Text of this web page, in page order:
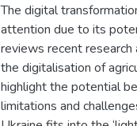
The digital
attention due to its
reviews recent
the digitalisation of
highlight the potential
limitations and